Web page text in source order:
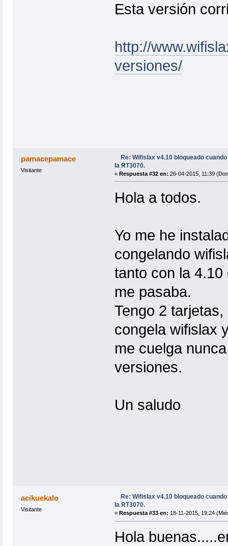
Esta versión
http://
versiones/
pamacepamace
Visitante
Re: Wifislax v4.10 bloqueado
la RT3070.
« Respuesta #32 en: 26-04-2015, 11:39
Hola a todos.
Yo me he
congelando
tanto con la
me pasaba.
Tengo 2
congela wifislax
me cuelga
versiones.
Un saludo
acikuekalo
Visitante
Re: Wifislax v4.10 bloqueado
la RT3070.
« Respuesta #33 en: 18-11-2015, 19:24
Hola